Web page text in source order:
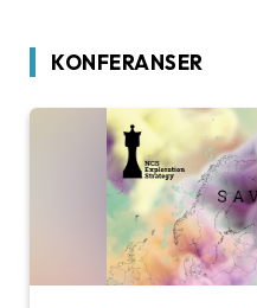
KONFERANSER